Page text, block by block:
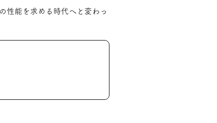
性能を求める時代へと変わっ